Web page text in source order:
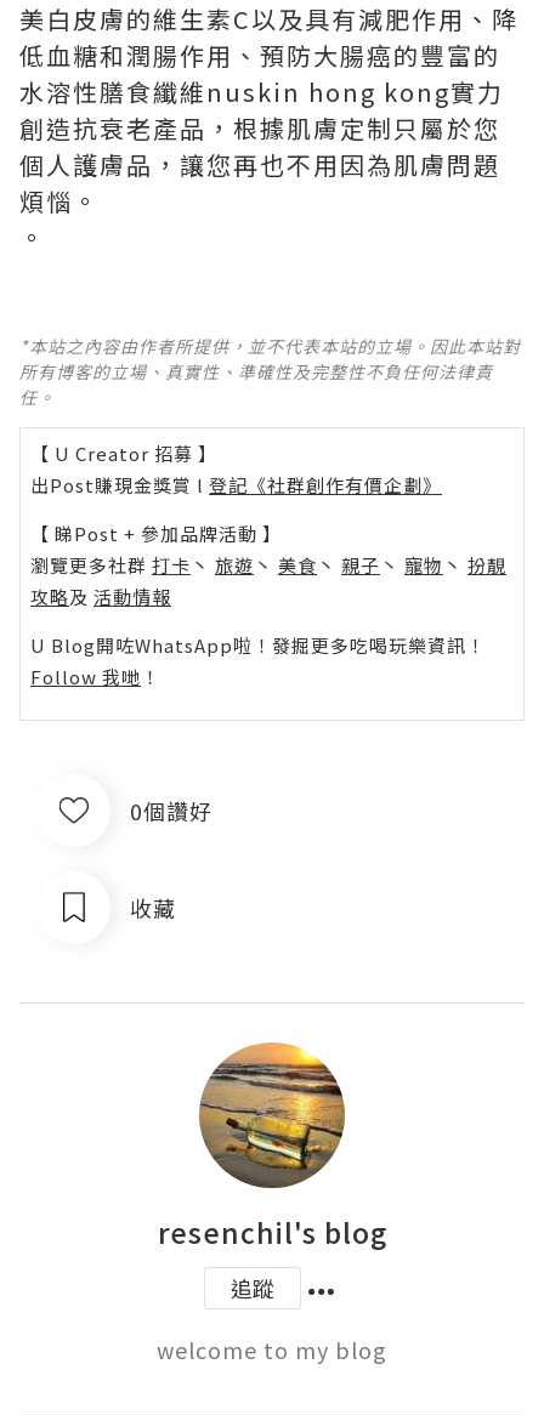
美白皮膚的維生素C以及具有減肥作用、降
低血糖和潤腸作用、預防大腸癌的豐富的
水溶性膳食纖維nuskin hong kong實力
創造抗衰老產品，根據肌膚定制只屬於您
個人護膚品，讓您再也不用因為肌膚問題
煩惱。
。
*本站之內容由作者所提供，並不代表本站的立場。因此本站對
所有博客的立場、真實性、準確性及完整性不負任何法律責
任。
【 U Creator 招募 】
出Post賺現金獎賞 l 登記《社群創作有價企劃》
【 睇Post + 參加品牌活動 】
瀏覽更多社群 打卡 丶 旅遊 丶 美食 丶 親子 丶 寵物 丶 扮靚
攻略及 活動情報
U Blog開咗WhatsApp啦！發掘更多吃喝玩樂資訊！
Follow 我哋 ！
0個讚好
收藏
resenchil's blog
追蹤
welcome to my blog